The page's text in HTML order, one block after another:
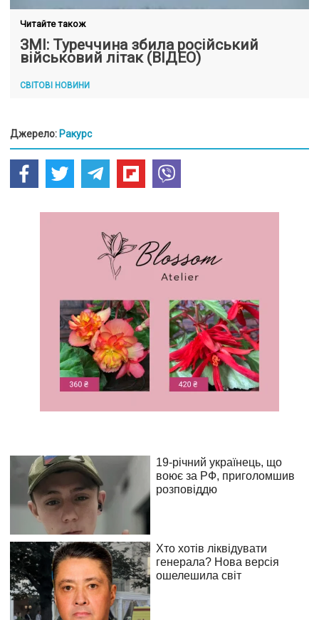
Читайте також
ЗМІ: Туреччина збила російський
військовий літак (ВІДЕО)
СВІТОВІ НОВИНИ
Джерело: Ракурс